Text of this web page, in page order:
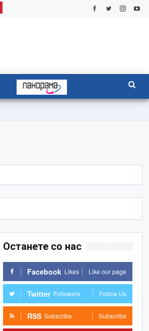
Останете со нас
Facebook Likes Like our page
Twitter Followers Follow Us
RSS Subscribe Subscribe